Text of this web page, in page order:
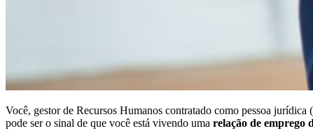
Você, gestor de Recursos Humanos contratado como pessoa jurídica
pode ser o sinal de que você está vivendo uma relação de emprego